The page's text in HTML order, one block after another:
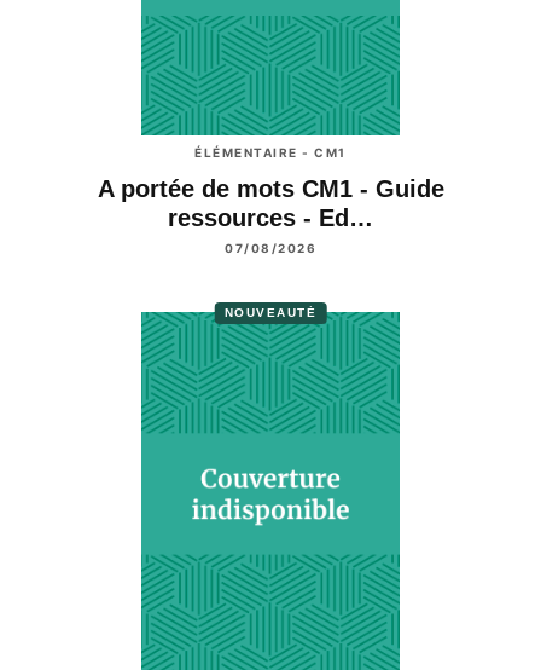
ÉLÉMENTAIRE - CM1
A portée de mots CM1 - Guide
ressources - Ed…
07/08/2026
NOUVEAUTÉ